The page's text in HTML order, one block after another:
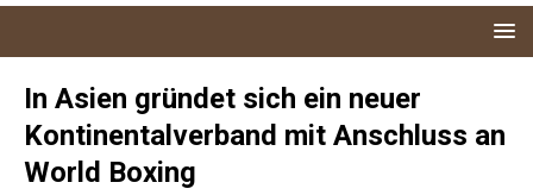
In Asien gründet sich ein neuer
Kontinentalverband mit Anschluss an
World Boxing